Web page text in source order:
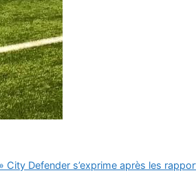
City Defender s’exprime après les